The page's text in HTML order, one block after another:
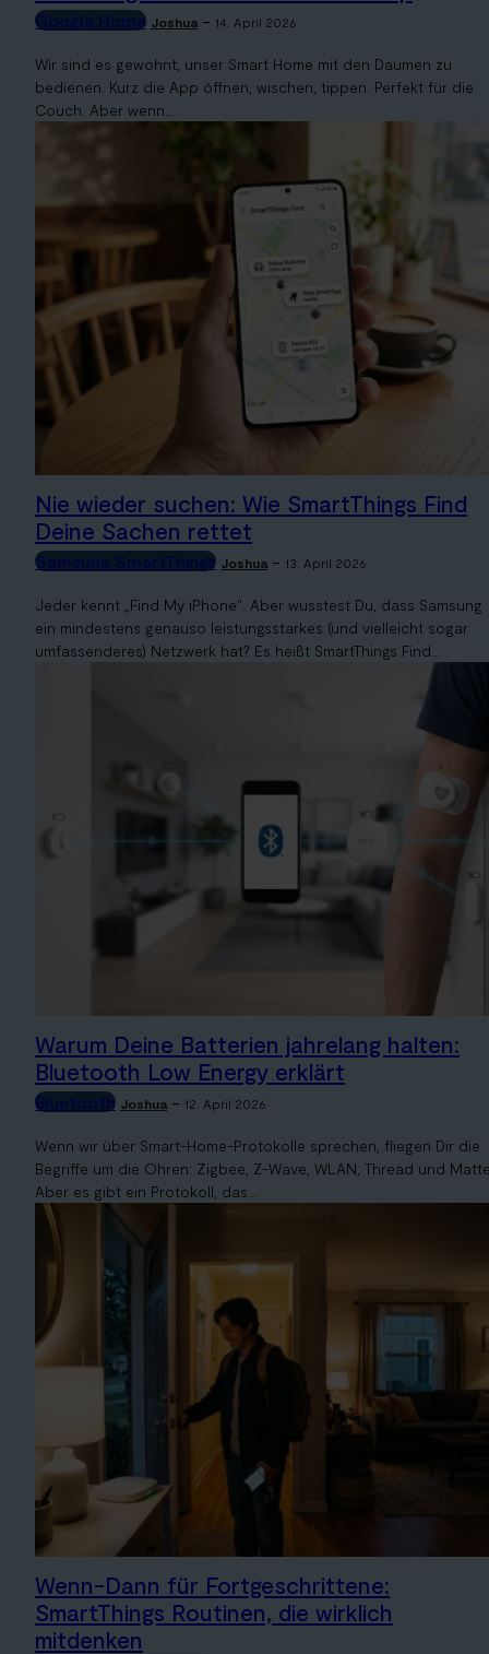
Google Home Joshua - 14. April 2026
Wir sind es gewohnt, unser Smart Home mit den Daumen zu
bedienen. Kurz die App öffnen, wischen, tippen. Perfekt für die
Couch. Aber wenn...
Nie wieder suchen: Wie SmartThings Find
Deine Sachen rettet
Samsung SmartThings Joshua - 13. April 2026
Jeder kennt „Find My iPhone". Aber wusstest Du, dass Samsung
ein mindestens genauso leistungsstarkes (und vielleicht sogar
umfassenderes) Netzwerk hat? Es heißt SmartThings Find...
Warum Deine Batterien jahrelang halten:
Bluetooth Low Energy erklärt
Bluetooth Joshua - 12. April 2026
Wenn wir über Smart-Home-Protokolle sprechen, fliegen Dir die
Begriffe um die Ohren: Zigbee, Z-Wave, WLAN, Thread und
Aber es gibt ein Protokoll, das...
Wenn-Dann für Fortgeschrittene:
SmartThings Routinen, die wirklich
mitdenken